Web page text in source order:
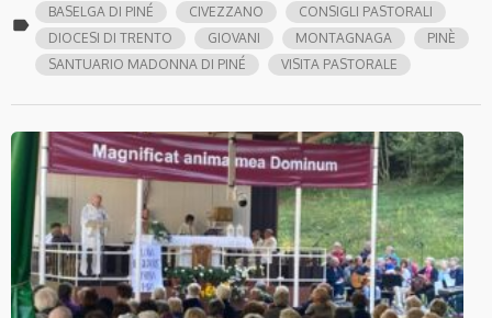
label
BASELGA DI PINÉ
CIVEZZANO
CONSIGLI PASTORALI
DIOCESI DI TRENTO
GIOVANI MONTAGNAGA
PINÈ
SANTUARIO MADONNA DI PINÉ
VISITA PASTORALE